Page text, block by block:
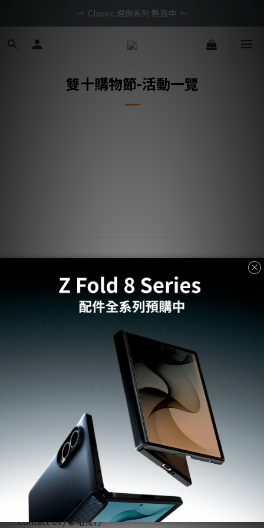
BTS限定優惠滿額現折再送好禮 → 手刀下單
→  Classic 經典系列 熱賣中  ←
旗艦新機．限時46折起，滿額再免運
雙十購物節-活動一覽
Our Story / 品牌故事
Become a Reseller / 成為經銷商
AUTHORIZED RESELLER / 經銷據點
Privacy / 隱私權政策
Term of Use / 使用條款
Report Counterfeits / 舉報仿冒品
Patent & Trademark / 專利和商標
HELP
Contact Us / 聯絡我們